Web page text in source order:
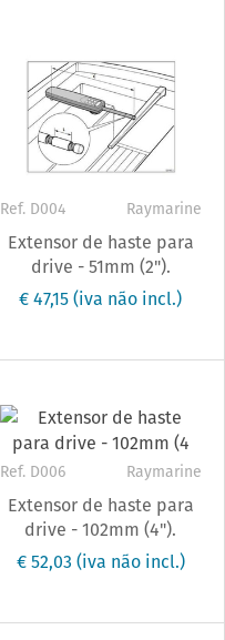
Ref. D004 Raymarine
Extensor de haste para
drive - 51mm (2").
€ 47,15(iva não incl.)
Ref. D006 Raymarine
Extensor de haste para
drive - 102mm (4").
€ 52,03 (iva não incl.)